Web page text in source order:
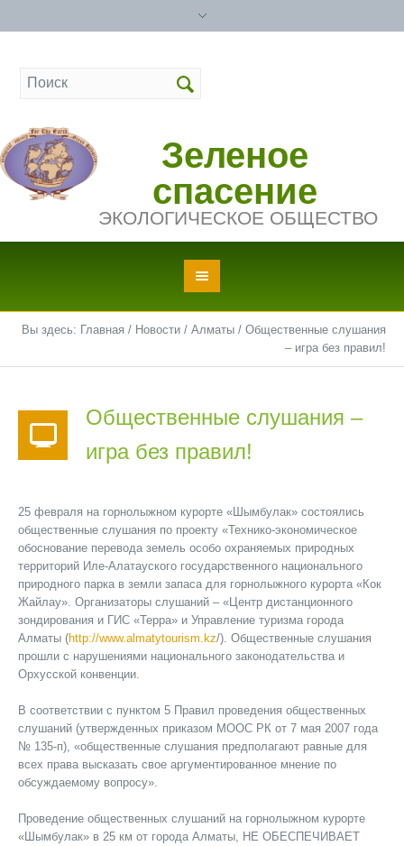
Зеленое
спасение
ЭКОЛОГИЧЕСКОЕ ОБЩЕСТВО
Вы здесь: Главная / Новости / Алматы / Общественные слушания
– игра без правил!
Общественные слушания –
игра без правил!
25 февраля на горнолыжном курорте «Шымбулак» состоялись
общественные слушания по проекту «Технико-экономическое
обоснование перевода земель особо охраняемых природных
территорий Иле-Алатауского государственного национального
природного парка в земли запаса для горнолыжного курорта «Кок
Жайлау». Организаторы слушаний – «Центр дистанционного
зондирования и ГИС «Терра» и Управление туризма города
Алматы (http://www.almatytourism.kz/). Общественные слушания
прошли с нарушениями национального законодательства и
Орхусской конвенции.
В соответствии с пунктом 5 Правил проведения общественных
слушаний (утвержденных приказом МООС РК от 7 мая 2007 года
№ 135-п), «общественные слушания предполагают равные для
всех права высказать свое аргументированное мнение по
обсуждаемому вопросу».
Проведение общественных слушаний на горнолыжном курорте
«Шымбулак» в 25 км от города Алматы, НЕ ОБЕСПЕЧИВАЕТ